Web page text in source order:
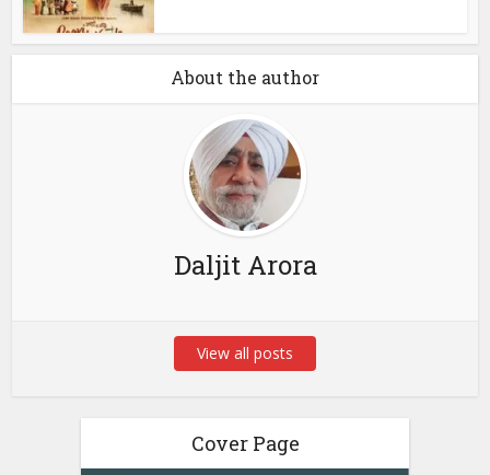
About the author
Daljit Arora
View all posts
Cover Page